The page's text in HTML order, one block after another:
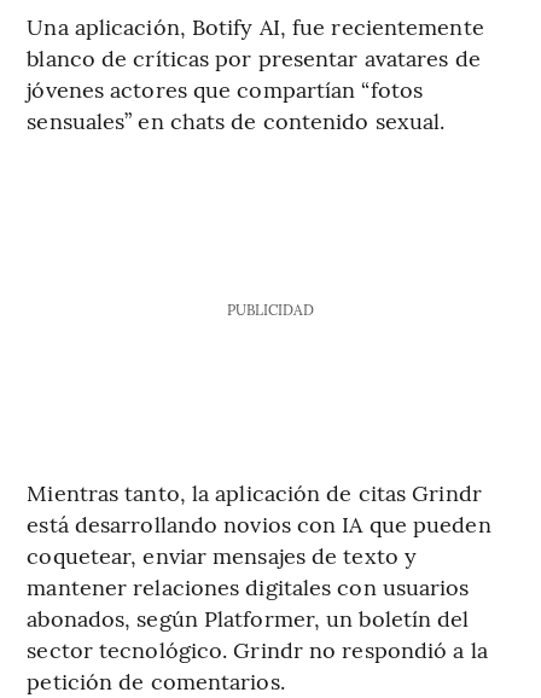
Una aplicación, Botify AI, fue recientemente
blanco de críticas por presentar avatares de
jóvenes actores que compartían “fotos
sensuales” en chats de contenido sexual.
PUBLICIDAD
Mientras tanto, la aplicación de citas Grindr
está desarrollando novios con IA que pueden
coquetear, enviar mensajes de texto y
mantener relaciones digitales con usuarios
abonados, según Platformer, un boletín del
sector tecnológico. Grindr no respondió a la
petición de comentarios.